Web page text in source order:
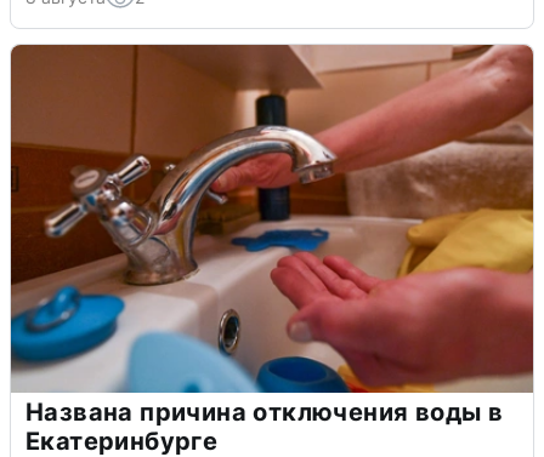
Названа причина отключения воды в
Екатеринбурге